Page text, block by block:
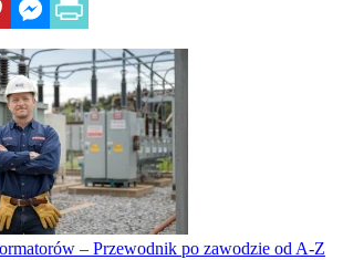
– Przewodnik po zawodzie od A-Z